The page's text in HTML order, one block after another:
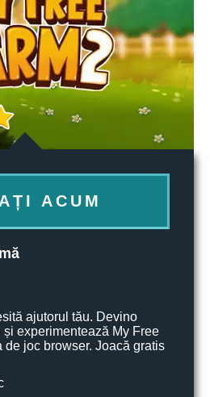
ACUM
ajutorul tău. Devino
experimentează My Free
de joc browser. Joacă gratis